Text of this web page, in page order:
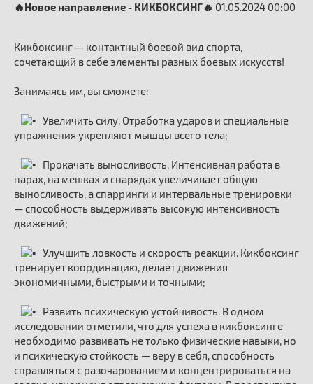
🔥Новое направление - КИКБОКСИНГ🔥 01.05.2024 00:00
Кикбоксинг — контактный боевой вид спорта,
сочетающий в себе элементы разных боевых искусств!
Занимаясь им, вы сможете:
Увеличить силу. Отработка ударов и специальные
упражнения укрепляют мышцы всего тела;
Прокачать выносливость. Интенсивная работа в
парах, на мешках и снарядах увеличивает общую
выносливость, а спарринги и интервальные тренировки
— способность выдерживать высокую интенсивность
движений;
Улучшить ловкость и скорость реакции. Кикбоксинг
тренирует координацию, делает движения
экономичными, быстрыми и точными;
Развить психическую устойчивость. В одном
исследовании отметили, что для успеха в кикбоксинге
необходимо развивать не только физические навыки, но
и психическую стойкость — веру в себя, способность
справляться с разочарованием и концентрироваться на